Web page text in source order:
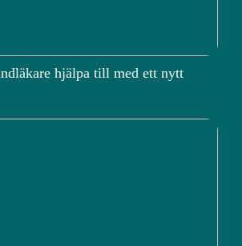
hjälpa till med ett nytt